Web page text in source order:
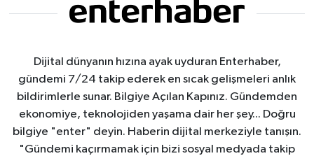
Dijital dünyanın hızına ayak uyduran Enterhaber,
gündemi 7/24 takip ederek en sıcak gelişmeleri anlık
bildirimlerle sunar. Bilgiye Açılan Kapınız. Gündemden
ekonomiye, teknolojiden yaşama dair her şey... Doğru
bilgiye "enter" deyin. Haberin dijital merkeziyle tanışın.
"Gündemi kaçırmamak için bizi sosyal medyada takip